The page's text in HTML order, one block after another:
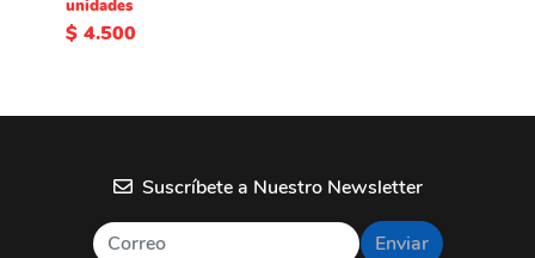
unidades
$ 4.500
Suscríbete a Nuestro Newsletter
Enviar